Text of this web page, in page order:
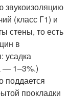
звукоизоляцию
(класс Г1) и
стены, то есть
в
усадка
— 1–3%.)
поддается
прокладки